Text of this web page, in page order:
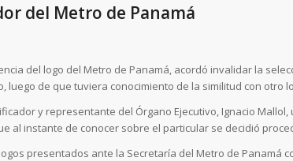
del Metro de Panamá
del logo del Metro de Panamá, acordó invalidar la
luego de que tuviera conocimiento de la similitud con otro
y representante del Órgano Ejecutivo, Ignacio Mallol,
al instante de conocer sobre el particular se decidió
presentados ante la Secretaría del Metro de Panamá